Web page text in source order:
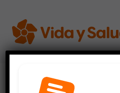
Salud de la Mujer